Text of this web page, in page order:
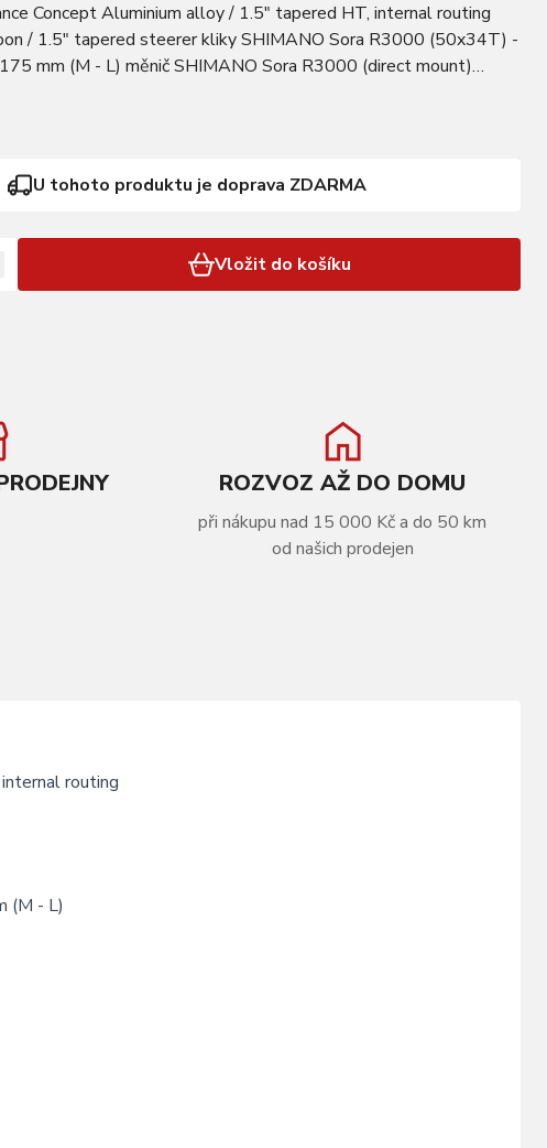
Concept Aluminium alloy / 1.5" tapered HT, internal routing
/ 1.5" tapered steerer kliky SHIMANO Sora R3000 (50x34T) -
mm (M - L) měnič SHIMANO Sora R3000 (direct mount)
U tohoto produktu je doprava ZDARMA
Vložit do košíku
ROZVOZ AŽ DO DOMU
při nákupu nad 15 000 Kč a do 50 km
od našich prodejen
routing
(M - L)